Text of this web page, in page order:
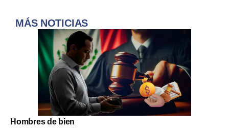
MÁS NOTICIAS
Hombres de bien